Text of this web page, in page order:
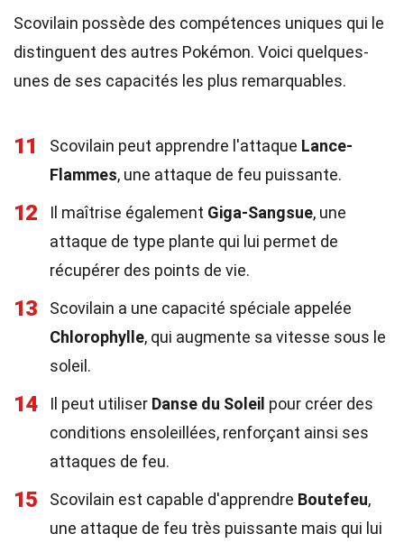
Scovilain possède des compétences uniques qui le
distinguent des autres Pokémon. Voici quelques-
unes de ses capacités les plus remarquables.
11 Scovilain peut apprendre l'attaque Lance-
Flammes, une attaque de feu puissante.
12 Il maîtrise également Giga-Sangsue, une
attaque de type plante qui lui permet de
récupérer des points de vie.
13
Scovilain a une capacité spéciale appelée
Chlorophylle, qui augmente sa vitesse sous le
soleil.
14 Il peut utiliser Danse du Soleil pour créer des
conditions ensoleillées, renforçant ainsi ses
attaques de feu.
15 Scovilain est capable d'apprendre Boutefeu,
une attaque de feu très puissante mais qui lui